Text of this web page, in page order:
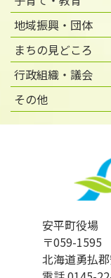
地域振興・団体
まちの見どころ
行政組織・議会
その他
安平町役場
〒059-1595
北海道勇払